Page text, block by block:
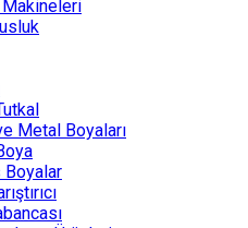
Makineleri
Metal Boyaları
Boyalar